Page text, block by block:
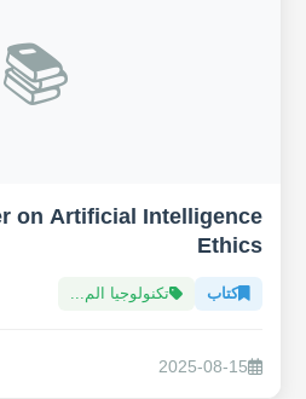
📚
on Artificial Intelligence
Ethics
كتاب تكنولوجيا الم...
2025-08-15